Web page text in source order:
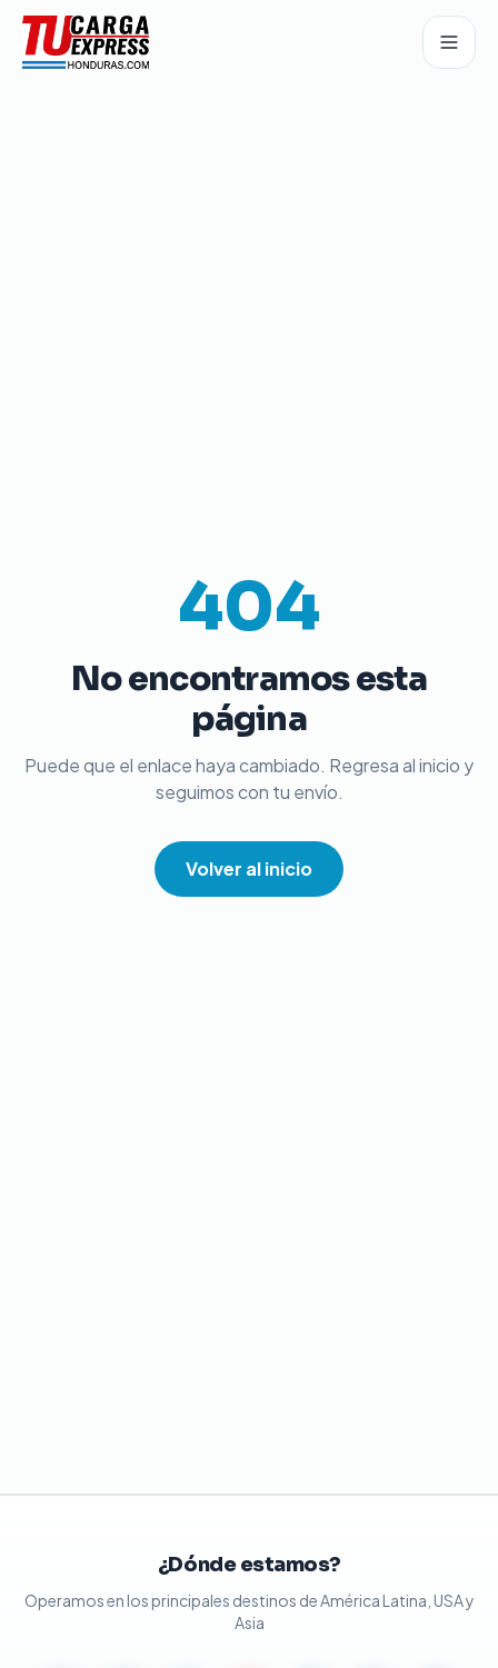
404
No encontramos esta
página
Puede que el enlace haya cambiado. Regresa al inicio y
seguimos con tu envío.
Volver al inicio
¿Dónde estamos?
Operamos en los principales destinos de América Latina, USA y
Asia